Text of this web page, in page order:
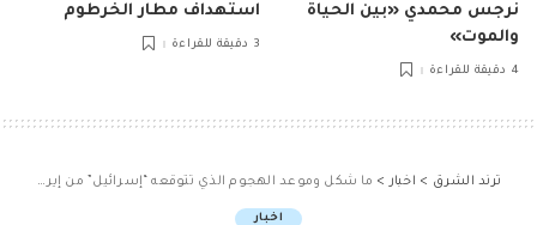
نرجس محمدي «بين الحياة
والموت»
4 دقيقة للقراءة
استهداف مطار الخرطوم
3 دقيقة للقراءة
ترند الشرق > اخبار > ما شكل وموعد الهجوم الذي تتوقعه “إسرائيل” من إيران؟
اخبار